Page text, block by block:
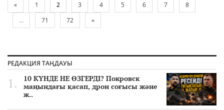
« 1 2 3 4 5 6 7
8
...
71 72 »
РЕДАКЦИЯ ТАҢДАУЫ
10 КҮНДЕ НЕ ӨЗГЕРДІ? Покровск
маңындағы қасап, дрон соғысы және
ж..